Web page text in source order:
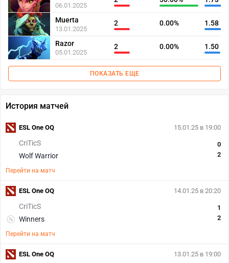
06.01.2025
Muerta
13.01.2025
2 0.00% 1.58
Razor
05.01.2025
2 0.00% 1.50
ПОКАЗАТЬ ЕЩЕ
История матчей
15.01.25 в 19:00
CriTicS
Wolf Warrior
0
2
Перейти на матч
ESL One OQ
14.01.25 в 20:20
CriTicS
Winners
1
2
Перейти на матч
ESL One OQ
13.01.25 в 19:00
ESL One OQ